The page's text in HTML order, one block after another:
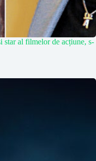
star al filmelor de acțiune, s-